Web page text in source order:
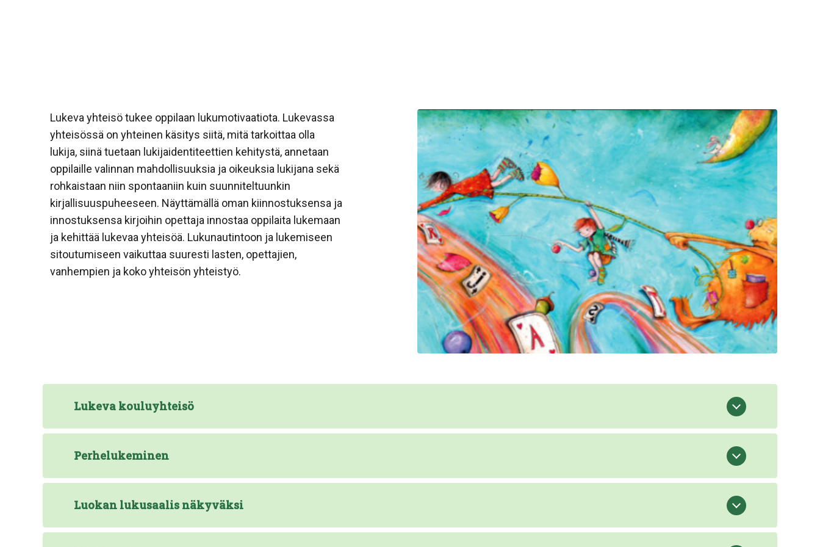
Lukeva yhteisö tukee oppilaan lukumotivaatiota. Lukevassa
yhteisössä on yhteinen käsitys siitä, mitä tarkoittaa olla
lukija, siinä tuetaan lukijaidentiteettien kehitystä, annetaan
oppilaille valinnan mahdollisuuksia ja oikeuksia lukijana sekä
rohkaistaan niin spontaaniin kuin suunniteltuunkin
kirjallisuuspuheeseen. Näyttämällä oman kiinnostuksensa ja
innostuksensa kirjoihin opettaja innostaa oppilaita lukemaan
ja kehittää lukevaa yhteisöä. Lukunautintoon ja lukemiseen
sitoutumiseen vaikuttaa suuresti lasten, opettajien,
vanhempien ja koko yhteisön yhteistyö.
Lukeva kouluyhteisö
Perhelukeminen
Luokan lukusaalis näkyväksi